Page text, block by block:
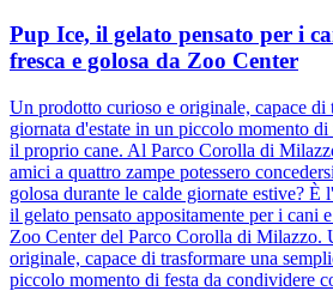
Pup Ice, il gelato pensato per i
fresca e golosa da Zoo Center
Un prodotto curioso e originale, capace di
giornata d'estate in un piccolo momento
il proprio cane. Al Parco Corolla di
amici a quattro zampe potessero
golosa durante le calde giornate estive? È
il gelato pensato appositamente per i cani
Zoo Center del Parco Corolla di Milazzo.
originale, capace di trasformare una
piccolo momento di festa da condividere